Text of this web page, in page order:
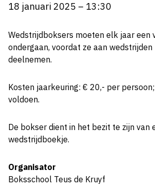
18 januari 2025 – 13:30
Wedstrijdboksers moeten elk jaar een
ondergaan, voordat ze aan wedstrijden
deelnemen.
Kosten jaarkeuring: € 20,- per
voldoen.
De bokser dient in het bezit te zijn van
wedstrijdboekje.
Organisator
Boksschool Teus de Kruyf